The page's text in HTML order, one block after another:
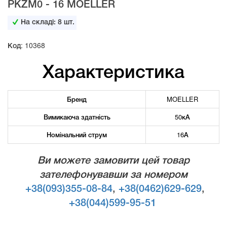
PKZM0 - 16 MOELLER
На складі:8 шт.
Код: 10368
Характеристика
Бренд
MOELLER
Вимикаюча здатність
50кА
Номінальний струм
16А
Ви можете замовити цей товар
зателефонувавши за номером
+38(093)355-08-84, +38(0462)629-629,
+38(044)599-95-51